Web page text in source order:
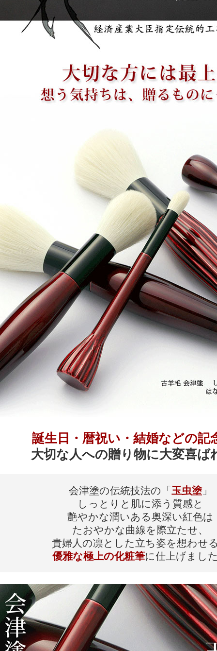
誕生日・暦祝い・結婚などの記
大切な人への贈り物に大変喜ば
会津塗の伝統技法の「 玉虫塗 」
しっとりと肌に添う質感と
艶やかな潤いある奥深い紅色は
たおやかな曲線を際立たせ、
貴婦人の凛とした立ち姿を想わせ
優雅な極上の化粧筆に仕上げまし